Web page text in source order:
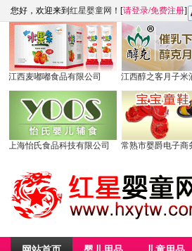
您好，欢迎来到 红星婴童网 ！[请登录/免费注册]
江西麦嘟嘟食品有限公司 江西醇之客月子米
上海怡氏食品科技有限公司 常熟市婴爵电子商